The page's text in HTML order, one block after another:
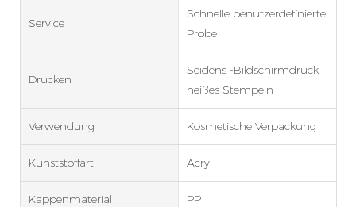
Service
Schnelle benutzerdefinierte
Probe
Drucken
Seidens -Bildschirmdruck
heißes Stempeln
Verwendung Kosmetische Verpackung
Kunststoffart Acryl
Kappenmaterial PP